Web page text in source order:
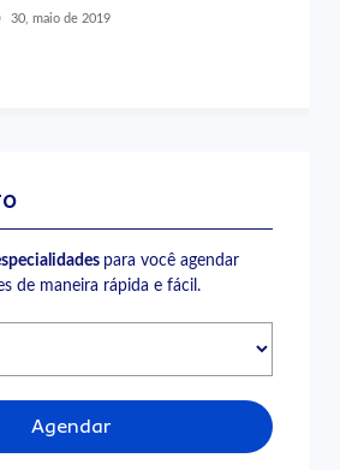
30, maio de 2019
para você agendar
de maneira rápida e fácil.
Agendar